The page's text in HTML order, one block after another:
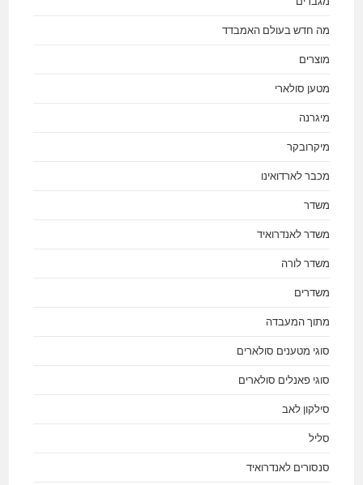
מה חדש בעולם האמבדד
מוצרים
מטען סולארי
מיגרנה
מיקרובקר
מכבר לארדואינו
משדר
משדר לאנדרואיד
משדר לורה
משדרים
מתוך המעבדה
סוגי מטענים סולארים
סוגי פאנלים סולארים
סילקון לאב
סליל
סנסורים לאנדרואיד